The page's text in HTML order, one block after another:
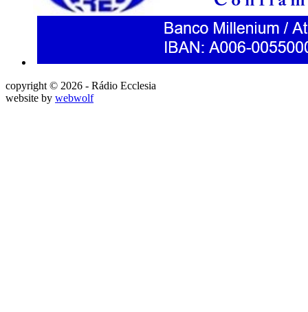
copyright © 2026 - Rádio Ecclesia
website by webwolf